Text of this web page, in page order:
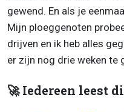
gewend. En als je
Mijn ploeggenoten
drijven en ik heb alles
er zijn nog drie weken te
🚀 Iedereen leest